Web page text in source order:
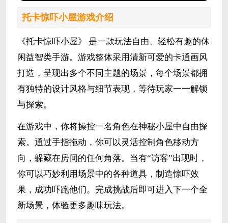
托卡惊吓小屋游戏介绍
《托卡惊吓小屋》 是一款玩法自由、轻松有趣的休
闲益智类手游。游戏整体采用清新可爱的卡通画风
打造，呈现出多个不同主题的场景，每个场景都拥
有独特的设计风格与细节表现，等待玩家一一解锁
与探索。
在游戏中，你将操控一名角色在神秘小屋中自由探
索。通过手指拖动，你可以灵活控制角色移动方
向，躲藏在房间的任何角落。当有“访客”出现时，
你可以巧妙利用场景中的各种道具，制造惊吓效
果，成功吓跑他们。完成挑战后即可进入下一个全
新场景，体验更多趣味玩法。